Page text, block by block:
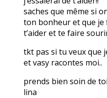
saches que même si
ton bonheur et que
t’aider et te faire
tkt pas si tu veux que
et vasy racontes moi..
prends bien soin de toi
lina